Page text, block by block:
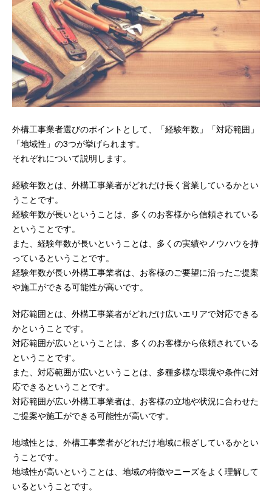
外構工事業者選びのポイントとして、「経験年数」「対応範囲」
「地域性」の3つが挙げられます。
それぞれについて説明します。
経験年数とは、外構工事業者がどれだけ長く営業しているかとい
うことです。
経験年数が長いということは、多くのお客様から信頼されている
ということです。
また、経験年数が長いということは、多くの実績やノウハウを持
っているということです。
経験年数が長い外構工事業者は、お客様のご要望に沿ったご提案
や施工ができる可能性が高いです。
対応範囲とは、外構工事業者がどれだけ広いエリアで対応できる
かということです。
対応範囲が広いということは、多くのお客様から依頼されている
ということです。
また、対応範囲が広いということは、多種多様な環境や条件に対
応できるということです。
対応範囲が広い外構工事業者は、お客様の立地や状況に合わせた
ご提案や施工ができる可能性が高いです。
地域性とは、外構工事業者がどれだけ地域に根ざしているかとい
うことです。
地域性が高いということは、地域の特徴やニーズをよく理解して
いるということです。